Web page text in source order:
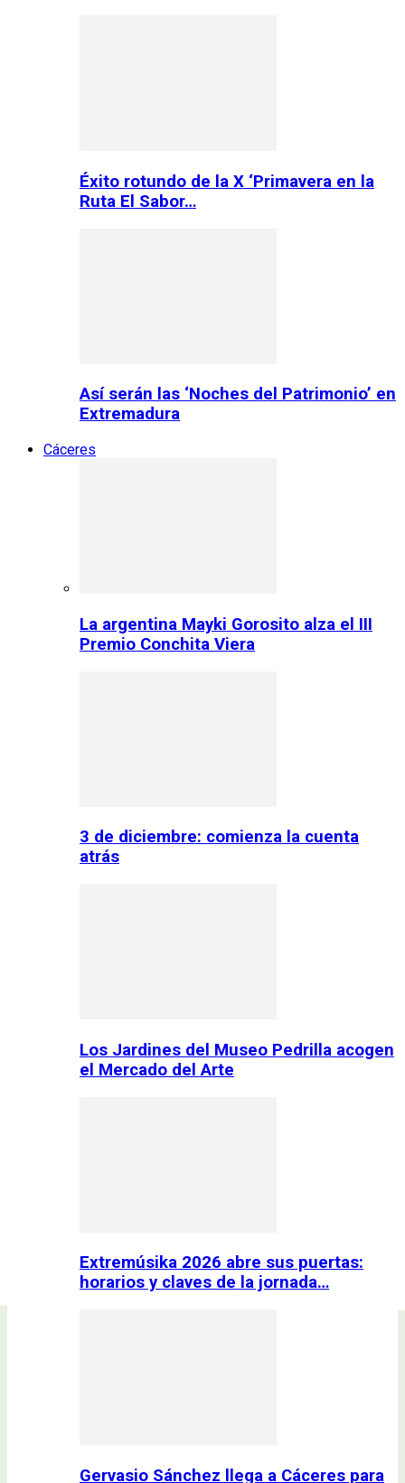
Éxito rotundo de la X ‘Primavera en la
Ruta El Sabor…
Así serán las ‘Noches del Patrimonio’ en
Extremadura
Cáceres
La argentina Mayki Gorosito alza el III
Premio Conchita Viera
3 de diciembre: comienza la cuenta
atrás
Los Jardines del Museo Pedrilla acogen
el Mercado del Arte
Extremúsika 2026 abre sus puertas:
horarios y claves de la jornada…
Gervasio Sánchez llega a Cáceres para